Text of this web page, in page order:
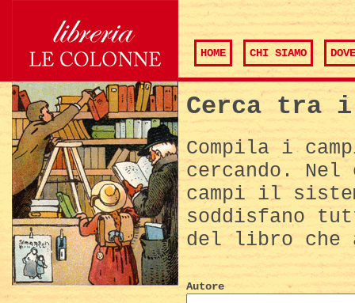
HOME CHI SIAMO
Cerca tra
Compila i
cercando.
campi il
soddisfano
del libro che
Autore